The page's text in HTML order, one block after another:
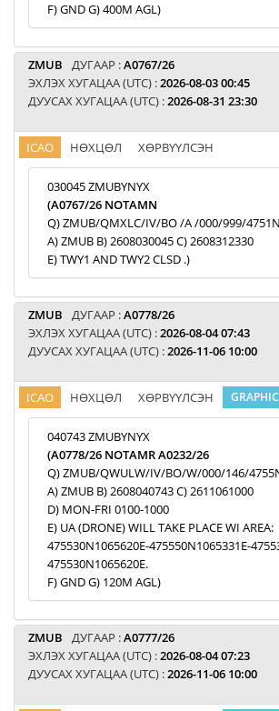
F) GND G) 400M AGL)
ZMUB ДУГААР :A0767/26
ЭХЛЭХ ХУГАЦАА (UTC) :2026-08-03 00:45
ДУУСАХ ХУГАЦАА (UTC) :2026-08-31 23:30
ICAO НӨХЦӨЛ ХӨРВҮҮЛСЭН
030045 ZMUBYNYX
(A0767/26 NOTAMN
Q) ZMUB/QMXLC/IV/BO /A /000/999/
A) ZMUB B) 2608030045 C) 2608312330
E) TWY1 AND TWY2 CLSD .)
ZMUB ДУГААР :A0778/26
ЭХЛЭХ ХУГАЦАА (UTC) :2026-08-04 07:43
ДУУСАХ ХУГАЦАА (UTC) :2026-11-06 10:00
ICAO НӨХЦӨЛ ХӨРВҮҮЛСЭН GRAPHIC
040743 ZMUBYNYX
(A0778/26 NOTAMR A0232/26
Q) ZMUB/QWULW/IV/BO/W/000/146/
A) ZMUB B) 2608040743 C) 2611061000
D) MON-FRI 0100-1000
E) UA (DRONE) WILL TAKE PLACE WI AREA:
475530N1065620E-475550N1065331E-
475530N1065620E.
F) GND G) 120M AGL)
ZMUB ДУГААР :A0777/26
ЭХЛЭХ ХУГАЦАА (UTC) :2026-08-04 07:23
ДУУСАХ ХУГАЦАА (UTC) :2026-11-06 10:00